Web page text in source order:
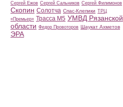
Сергей Ежов Сергей Сальников Сергей Филимонов
Скопин Солотча Спас-Клепики ТРЦ
«Премьер» Трасса М5 УМВД Рязанской
области Федор Провоторов Шаукат Ахметов
ЭРА